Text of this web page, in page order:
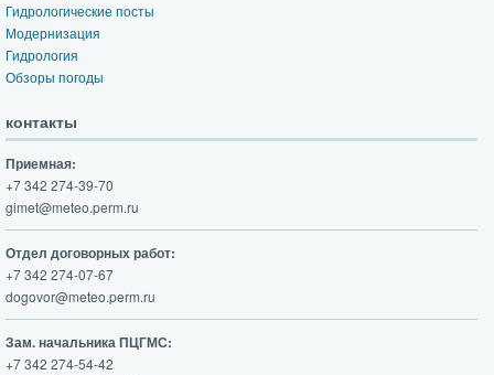
Гидрологические посты
Модернизация
Гидрология
Обзоры погоды
контакты
Приемная:
+7 342 274-39-70
gimet@meteo.perm.ru
Отдел договорных работ:
+7 342 274-07-67
dogovor@meteo.perm.ru
Зам. начальника ПЦГМС:
+7 342 274-54-42